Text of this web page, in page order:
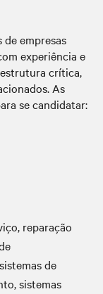
empresas
experiência e
crítica,
As
se candidatar:
reparação
de
sistemas